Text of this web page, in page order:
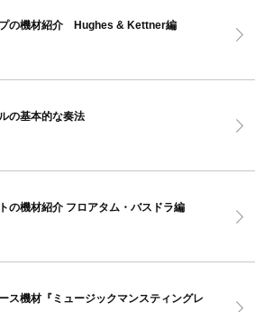
の機材紹介 Hughes & Kettner編
の基本的な奏法
の機材紹介 フロアタム・バスドラ編
ス機材『ミュージックマンスティングレ